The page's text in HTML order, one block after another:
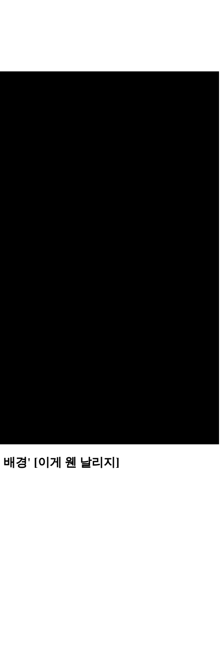
배경' [이게 웬 날리지]